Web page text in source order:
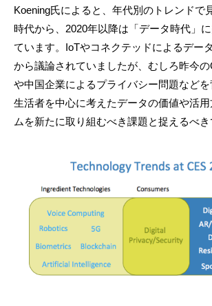
Koening氏によると、年代別のトレンドで
時代から、2020年以降は「データ時代」
ています。IoTやコネクテッドによるデー
から議論されていましたが、むしろ昨今
や中国企業によるプライバシー問題などを
生活者を中心に考えたデータの価値や活
ムを新たに取り組むべき課題と捉えるべき